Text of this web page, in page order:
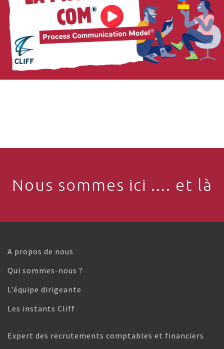
Nous sommes ici .... et là
A propos de nous
Qui sommes-nous ?
L’équipe dirigeante
Les instants Cliff
Expert des recrutements comptables et financiers